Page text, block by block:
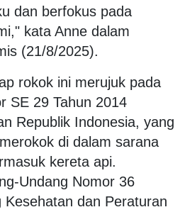
dan berfokus pada
kata Anne dalam
(21/8/2025).
rokok ini merujuk pada
SE 29 Tahun 2014
Republik Indonesia, yang
di dalam sarana
kereta api.
Undang Nomor 36
Kesehatan dan Peraturan